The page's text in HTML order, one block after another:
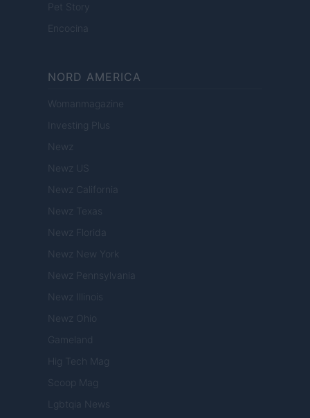
Pet Story
Encocina
NORD AMERICA
Womanmagazine
Investing Plus
Newz
Newz US
Newz California
Newz Texas
Newz Florida
Newz New York
Newz Pennsylvania
Newz Illinois
Newz Ohio
Gameland
Hig Tech Mag
Scoop Mag
Lgbtqia News